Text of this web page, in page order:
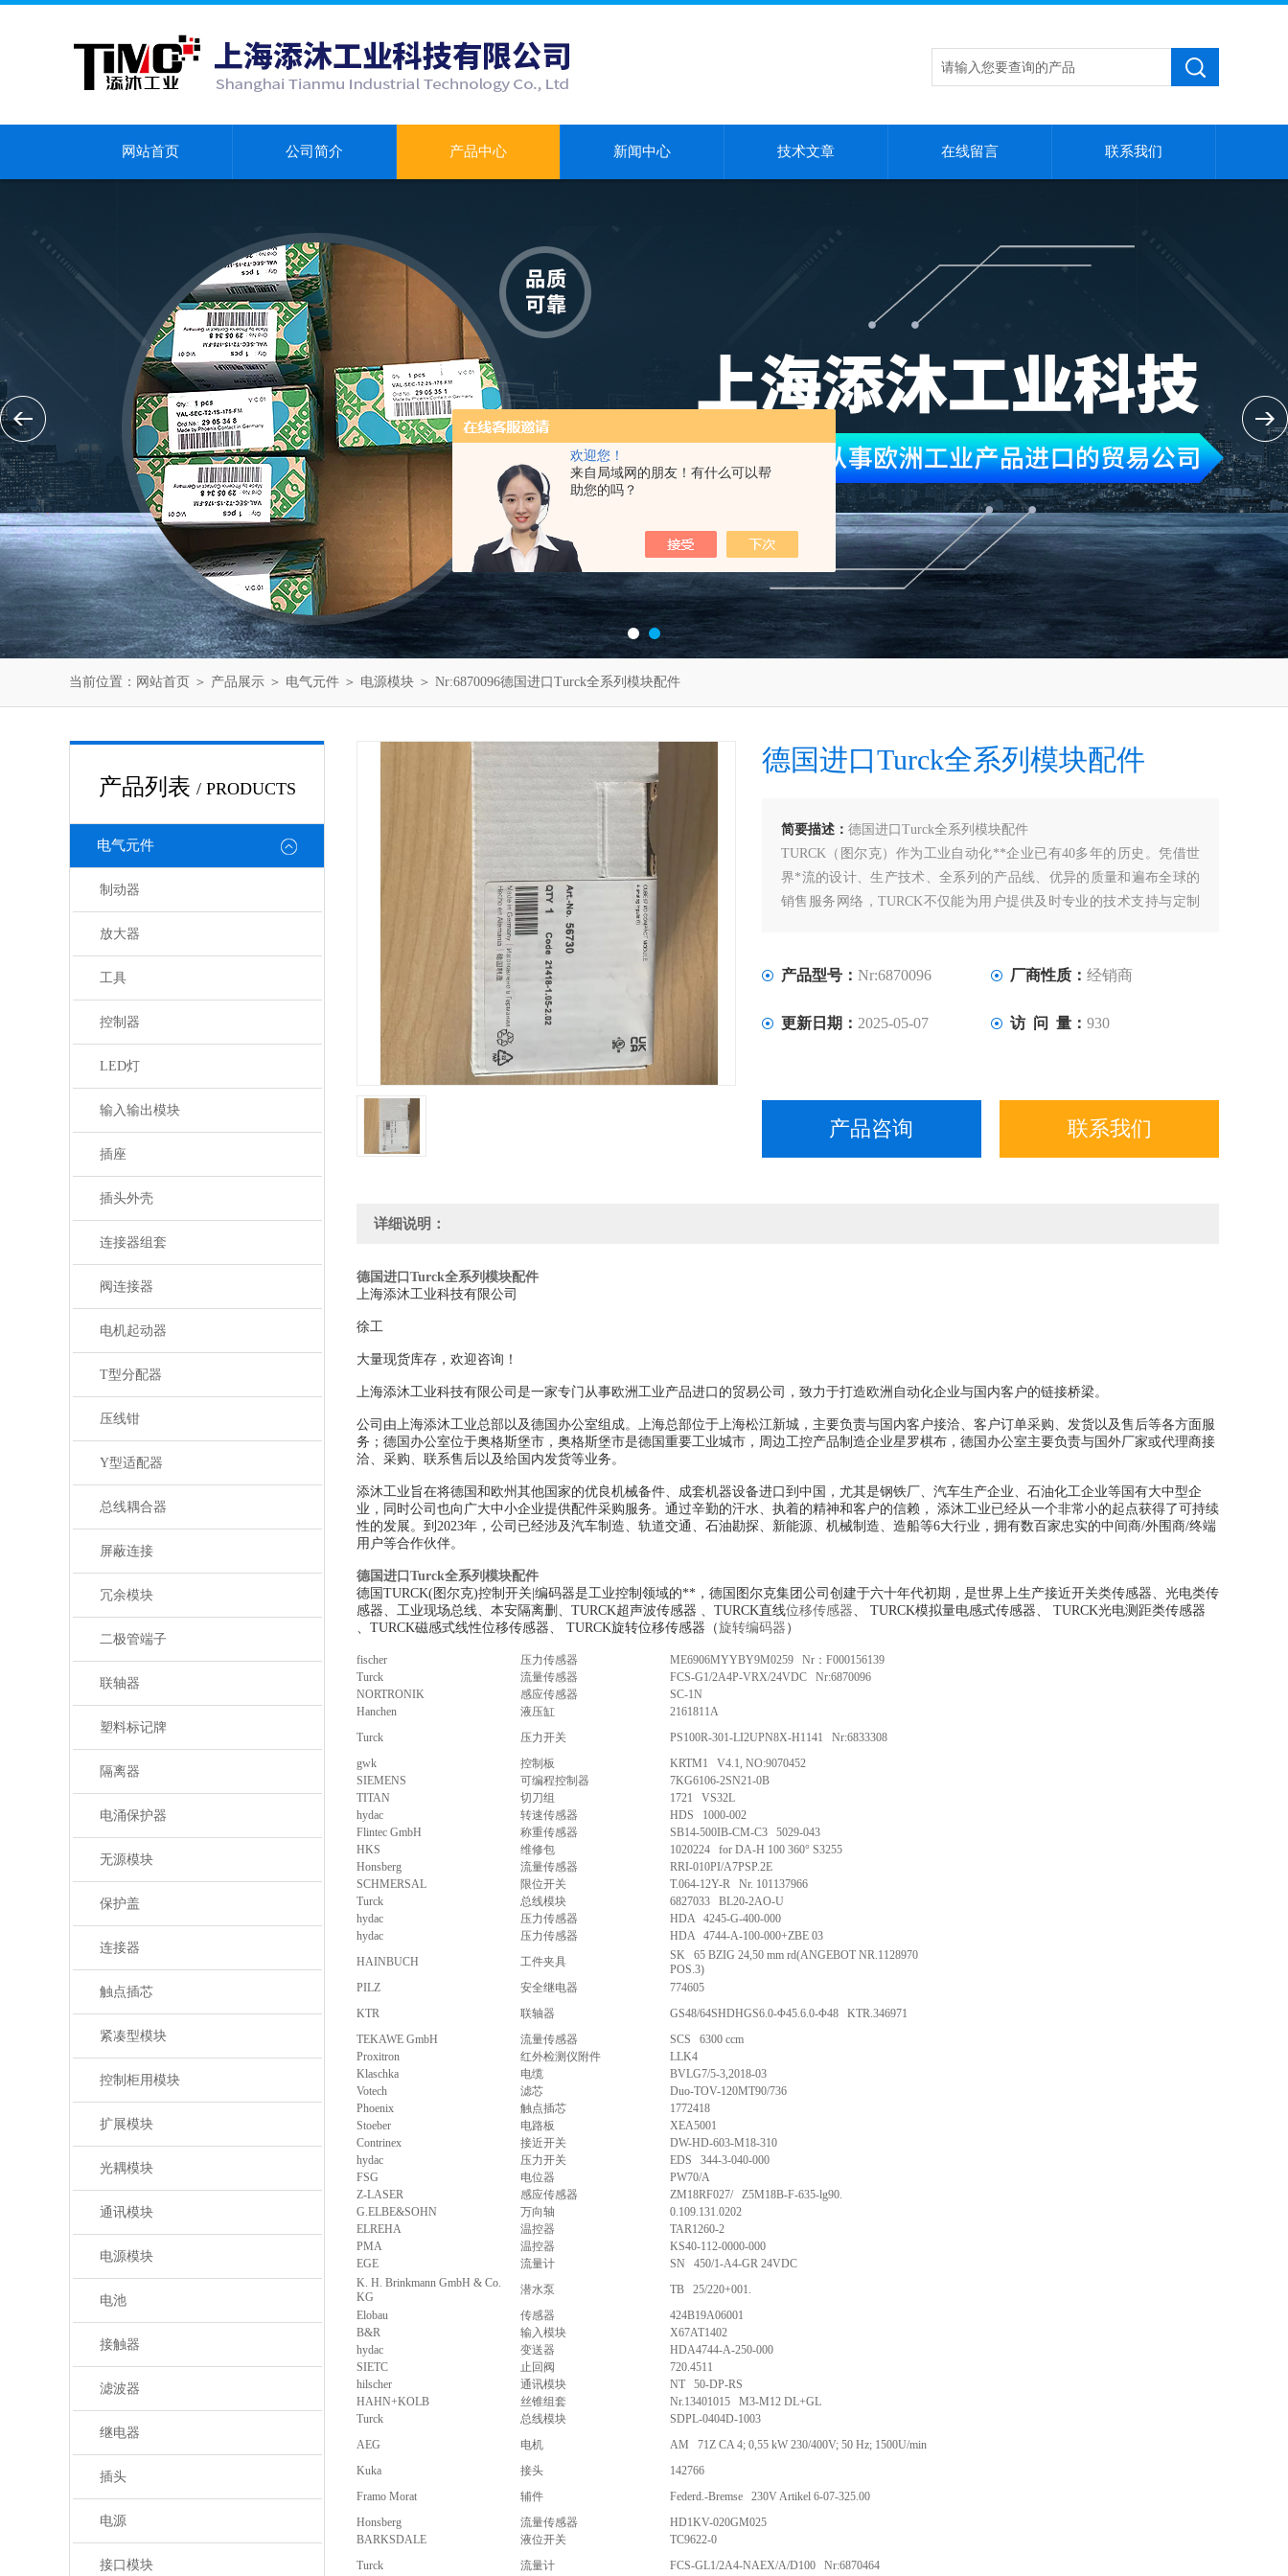
欢迎您！
来自局域网的朋友！有什么可以帮
助您的吗？
网站首页 公司简介 产品中心 新闻中心 技术文章 在线留言 联系我们
当前位置： 网站首页 ＞ 产品展示 ＞ 电气元件 ＞ 电源模块 ＞ Nr:6870096德国进口Turck全系列模块配件
产品列表 / PRODUCTS
电气元件
制动器
放大器
工具
控制器
LED灯
输入输出模块
插座
插头外壳
连接器组套
阀连接器
电机起动器
T型分配器
压线钳
Y型适配器
总线耦合器
屏蔽连接
冗余模块
二极管端子
联轴器
塑料标记牌
隔离器
电涌保护器
无源模块
保护盖
连接器
触点插芯
紧凑型模块
控制柜用模块
扩展模块
光耦模块
通讯模块
电源模块
电池
接触器
滤波器
继电器
插头
电源
接口模块
德国进口Turck全系列模块配件
简要描述： 德国进口Turck全系列模块配件
TURCK（图尔克）作为工业自动化**企业已有40多年的历史。凭借世
界*流的设计、生产技术、全系列的产品线、优异的质量和遍布全球的
销售服务网络，TURCK不仅能为用户提供及时专业的技术支持与定制
产品型号： Nr:6870096 厂商性质： 经销商
更新日期： 2025-05-07 访 问 量： 930
产品咨询 联系我们
详细说明：
德国进口Turck全系列模块配件
上海添沐工业科技有限公司
徐工
大量现货库存，欢迎咨询！
上海添沐工业科技有限公司是一家专门从事欧洲工业产品进口的贸易公司，致力于打造欧洲自动化企业与国内客户的链接桥梁。
公司由上海添沐工业总部以及德国办公室组成。上海总部位于上海松江新城，主要负责与国内客户接洽、客户订单采购、发货以及售后等各方面服
务；德国办公室位于奥格斯堡市，奥格斯堡市是德国重要工业城市，周边工控产品制造企业星罗棋布，德国办公室主要负责与国外厂家或代理商接
洽、采购、联系售后以及给国内发货等业务。
添沐工业旨在将德国和欧州其他国家的优良机械备件、成套机器设备进口到中国，尤其是钢铁厂、汽车生产企业、石油化工企业等国有大中型企
业，同时公司也向广大中小企业提供配件采购服务。通过辛勤的汗水、执着的精神和客户的信赖， 添沐工业已经从一个非常小的起点获得了可持续
性的发展。到2023年，公司已经涉及汽车制造、轨道交通、石油勘探、新能源、机械制造、造船等6大行业，拥有数百家忠实的中间商/外围商/终端
用户等合作伙伴。
德国进口Turck全系列模块配件
德国TURCK(图尔克)控制开关|编码器是工业控制领域的**，德国图尔克集团公司创建于六十年代初期，是世界上生产接近开关类传感器、光电类传
感器、工业现场总线、本安隔离删、TURCK超声波传感器 、TURCK直线位移传感器、 TURCK模拟量电感式传感器、 TURCK光电测距类传感器
、TURCK磁感式线性位移传感器、 TURCK旋转位移传感器（旋转编码器 ）
fischer 压力传感器
ME6906MYYBY9M0259 Nr：F000156139
Turck
流量传感器
FCS-G1/2A4P-VRX/24VDC Nr:6870096
NORTRONIK
感应传感器
SC-1N
Hanchen
液压缸
2161811A
Turck
压力开关
PS100R-301-LI2UPN8X-H1141 Nr:6833308
gwk
控制板
KRTM1 V4.1, NO:9070452
SIEMENS
可编程控制器
7KG6106-2SN21-0B
TITAN
切刀组
1721 VS32L
hydac
转速传感器
HDS 1000-002
Flintec GmbH
称重传感器
SB14-500IB-CM-C3 5029-043
HKS
维修包
1020224 for DA-H 100 360° S3255
Honsberg
流量传感器
RRI-010PI/A7PSP.2E
SCHMERSAL
限位开关
T.064-12Y-R Nr. 101137966
Turck
总线模块
6827033 BL20-2AO-U
hydac
压力传感器
HDA 4245-G-400-000
hydac
压力传感器
HDA 4744-A-100-000+ZBE 03
HAINBUCH
工件夹具
SK 65 BZIG 24,50 mm rd(ANGEBOT NR.1128970
POS.3)
PILZ
安全继电器
774605
KTR
联轴器
GS48/64SHDHGS6.0-Φ45.6.0-Φ48 KTR.346971
TEKAWE GmbH
流量传感器
SCS 6300 ccm
Proxitron
红外检测仪附件
LLK4
Klaschka
电缆
BVLG7/5-3,2018-03
Votech
滤芯
Duo-TOV-120MT90/736
Phoenix
触点插芯
1772418
Stoeber
电路板
XEA5001
Contrinex
接近开关
DW-HD-603-M18-310
hydac
压力开关
EDS 344-3-040-000
FSG
电位器
PW70/A
Z-LASER
感应传感器
ZM18RF027/ Z5M18B-F-635-lg90.
G.ELBE&SOHN
万向轴
0.109.131.0202
ELREHA
温控器
TAR1260-2
PMA
温控器
KS40-112-0000-000
EGE
流量计
SN 450/1-A4-GR 24VDC
K. H. Brinkmann GmbH & Co.
KG
潜水泵
TB 25/220+001.
Elobau
传感器
424B19A06001
B&R
输入模块
X67AT1402
hydac
变送器
HDA4744-A-250-000
SIETC
止回阀
720.4511
hilscher
通讯模块
NT 50-DP-RS
HAHN+KOLB
丝锥组套
Nr.13401015 M3-M12 DL+GL
Turck
总线模块
SDPL-0404D-1003
AEG
电机
AM 71Z CA 4; 0,55 kW 230/400V; 50 Hz; 1500U/min
Kuka
接头
142766
Framo Morat
辅件
Federd.-Bremse 230V Artikel 6-07-325.00
Honsberg
流量传感器
HD1KV-020GM025
BARKSDALE
液位开关
TC9622-0
Turck
流量计 FCS-GL1/2A4-NAEX/A/D100 Nr:6870464